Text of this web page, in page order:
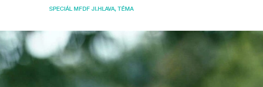
SPECIÁL MFDF JI.HLAVA, TÉMA